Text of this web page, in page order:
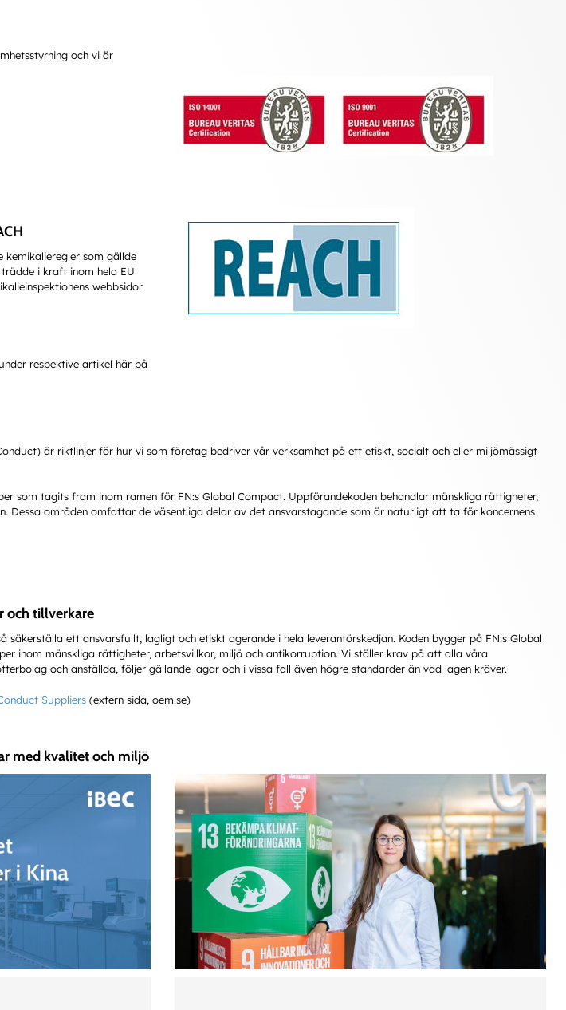
och vi är
kemikalieregler som gällde
i kraft inom hela EU
webbsidor
respektive artikel här på
är riktlinjer för hur vi som företag bedriver vår verksamhet på ett etiskt, socialt och eller miljömässigt
som tagits fram inom ramen för FN:s Global Compact. Uppförandekoden behandlar mänskliga rättigheter,
Dessa områden omfattar de väsentliga delar av det ansvarstagande som är naturligt att ta för koncernens
och tillverkare
ett ansvarsfullt, lagligt och etiskt agerande i hela leverantörskedjan. Koden bygger på FN:s Global
inom mänskliga rättigheter, arbetsvillkor, miljö och antikorruption. Vi ställer krav på att alla våra
och anställda, följer gällande lagar och i vissa fall även högre standarder än vad lagen kräver.
Suppliers (extern sida, oem.se)
med kvalitet och miljö